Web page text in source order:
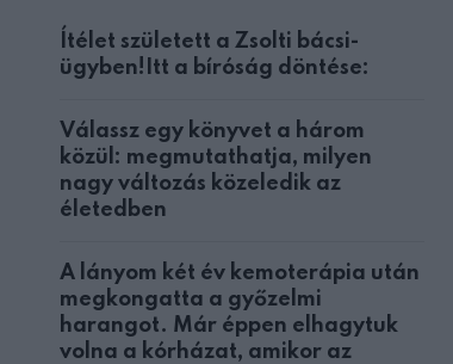
Ítélet született a Zsolti bácsi-
ügyben!Itt a bíróság döntése:
Válassz egy könyvet a három
közül: megmutathatja, milyen
nagy változás közeledik az
életedben
A lányom két év kemoterápia után
megkongatta a győzelmi
harangot. Már éppen elhagytuk
volna a kórházat, amikor az